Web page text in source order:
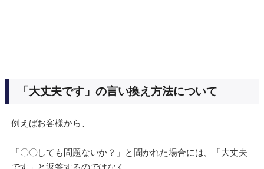
「大丈夫です」の言い換え方法について
例えばお客様から、
「〇〇しても問題ないか？」と聞かれた場合には、「大丈夫
です」と返答するのではなく、